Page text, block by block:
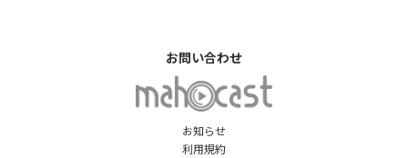
お知らせ
利用規約
お問い合わせ